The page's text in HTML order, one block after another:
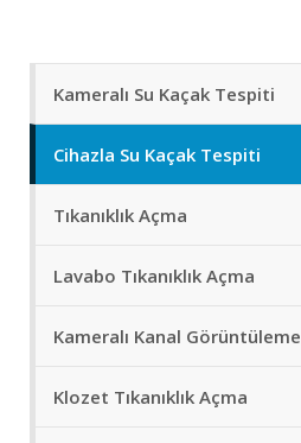
Kameralı Su Kaçak Tespiti
Cihazla Su Kaçak Tespiti
Tıkanıklık Açma
Lavabo Tıkanıklık Açma
Kameralı Kanal Görüntüleme
Klozet Tıkanıklık Açma